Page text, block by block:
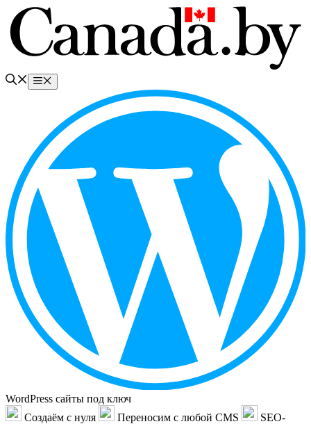
Перейти
содержимому
Меню
WordPress сайты под ключ
Создаём с нуля
Переносим с любой CMS
SEO-